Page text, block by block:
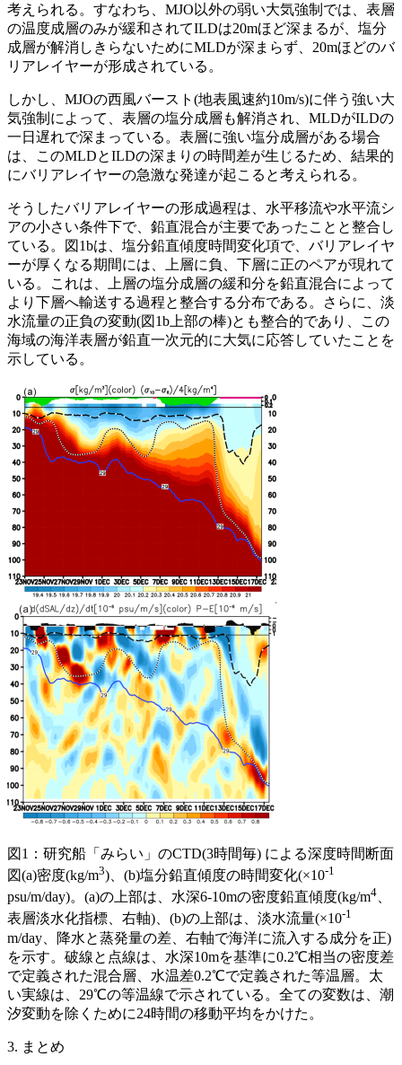
考えられる。すなわち、MJO以外の弱い大気強制では、表層
の温度成層のみが緩和されてILDは20mほど深まるが、塩分
成層が解消しきらないためにMLDが深まらず、20mほどのバ
リアレイヤーが形成されている。
しかし、MJOの西風バースト(地表風速約10m/s)に伴う強い大
気強制によって、表層の塩分成層も解消され、MLDがILDの
一日遅れで深まっている。表層に強い塩分成層がある場合
は、このMLDとILDの深まりの時間差が生じるため、結果的
にバリアレイヤーの急激な発達が起こると考えられる。
そうしたバリアレイヤーの形成過程は、水平移流や水平流シ
アの小さい条件下で、鉛直混合が主要であったことと整合し
ている。図1bは、塩分鉛直傾度時間変化項で、バリアレイヤ
ーが厚くなる期間には、上層に負、下層に正のペアが現れて
いる。これは、上層の塩分成層の緩和分を鉛直混合によって
より下層へ輸送する過程と整合する分布である。さらに、淡
水流量の正負の変動(図1b上部の棒)とも整合的であり、この
海域の海洋表層が鉛直一次元的に大気に応答していたことを
示している。
図1：研究船「みらい」のCTD(3時間毎) による深度時間断面
図(a)密度(kg/m3)、(b)塩分鉛直傾度の時間変化(×10-1
psu/m/day)。(a)の上部は、水深6-10mの密度鉛直傾度(kg/m4、
表層淡水化指標、右軸)、(b)の上部は、淡水流量(×10-1
m/day、降水と蒸発量の差、右軸で海洋に流入する成分を正)
を示す。破線と点線は、水深10mを基準に0.2℃相当の密度差
で定義された混合層、水温差0.2℃で定義された等温層。太
い実線は、29℃の等温線で示されている。全ての変数は、潮
汐変動を除くために24時間の移動平均をかけた。
3. まとめ